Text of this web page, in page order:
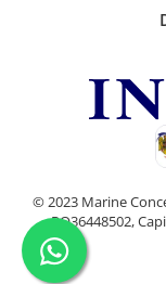
© 2023 Marine
RO36448502,